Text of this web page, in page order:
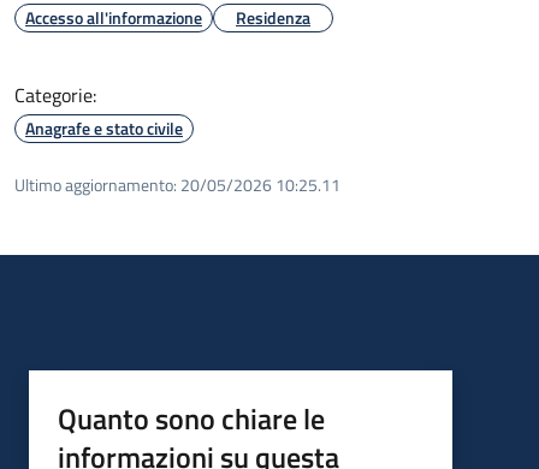
Accesso all'informazione Residenza
Categorie:
Anagrafe e stato civile
Ultimo aggiornamento: 20/05/2026 10:25.11
Quanto sono chiare le
informazioni su questa